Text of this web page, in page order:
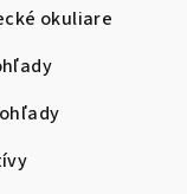
okuliare